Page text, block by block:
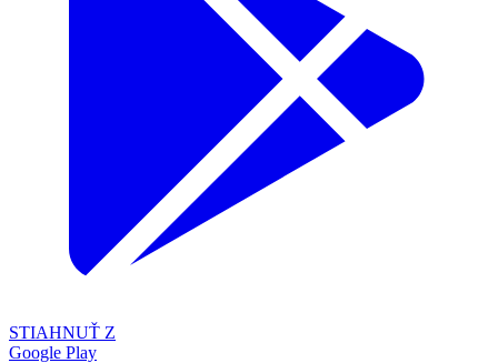
STIAHNUŤ Z
Google Play